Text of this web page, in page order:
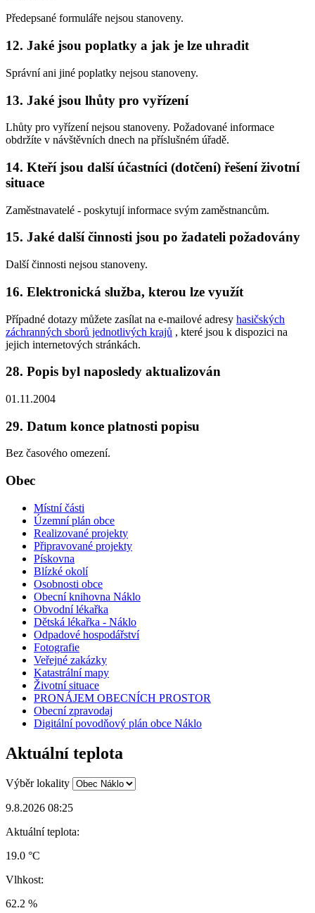
Předepsané formuláře nejsou stanoveny.
12. Jaké jsou poplatky a jak je lze uhradit
Správní ani jiné poplatky nejsou stanoveny.
13. Jaké jsou lhůty pro vyřízení
Lhůty pro vyřízení nejsou stanoveny. Požadované informace
obdržíte v návštěvních dnech na příslušném úřadě.
14. Kteří jsou další účastníci (dotčení) řešení životní
situace
Zaměstnavatelé - poskytují informace svým zaměstnancům.
15. Jaké další činnosti jsou po žadateli požadovány
Další činnosti nejsou stanoveny.
16. Elektronická služba, kterou lze využít
Případné dotazy můžete zasílat na e-mailové adresy hasičských
záchranných sborů jednotlivých krajů , které jsou k dispozici na
jejich internetových stránkách.
28. Popis byl naposledy aktualizován
01.11.2004
29. Datum konce platnosti popisu
Bez časového omezení.
Obec
Místní části
Územní plán obce
Realizované projekty
Připravované projekty
Pískovna
Blízké okolí
Osobnosti obce
Obecní knihovna Náklo
Obvodní lékařka
Dětská lékařka - Náklo
Odpadové hospodářství
Fotografie
Veřejné zakázky
Katastrální mapy
Životní situace
PRONÁJEM OBECNÍCH PROSTOR
Obecní zpravodaj
Digitální povodňový plán obce Náklo
Aktuální teplota
Výběr lokality
9.8.2026 08:25
Aktuální teplota:
19.0 °C
Vlhkost:
62.2 %